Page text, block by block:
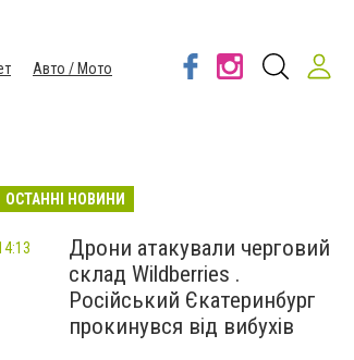
Авто / Мото
ОСТАННІ НОВИНИ
Дрони атакували черговий
склад Wildberries .
Російський Єкатеринбург
прокинувся від вибухів